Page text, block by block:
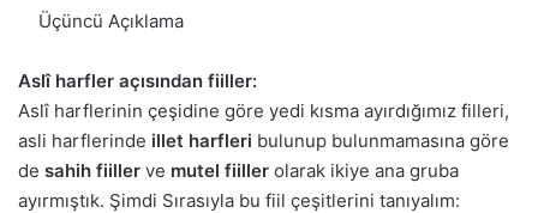
Üçüncü Açıklama
Aslî harfler açısından fiiller:
Aslî harflerinin çeşidine göre yedi kısma ayırdığımız filleri,
asli harflerinde illet harfleri bulunup bulunmamasına göre
desahih fiiller ve mutel fiiller olarak ikiye ana gruba
ayırmıştık. Şimdi Sırasıyla bu fiil çeşitlerini tanıyalım: